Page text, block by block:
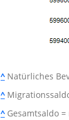
^Natürliches
^
^Gesamtsaldo